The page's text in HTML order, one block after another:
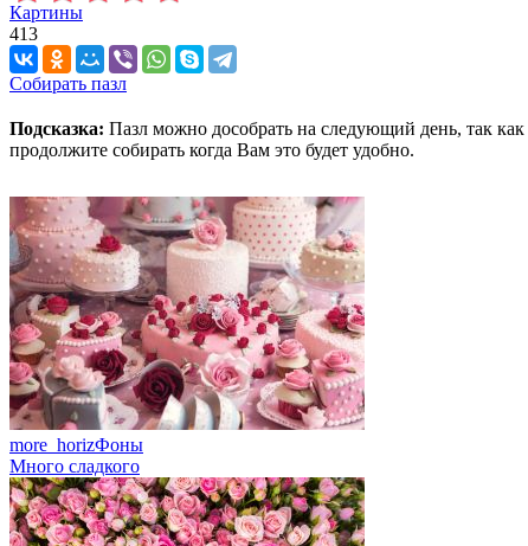
Картины
413
Собирать пазл
Подсказка: Пазл можно дособрать на следующий день, так
продолжите собирать когда Вам это будет удобно.
more_horizФоны
Много сладкого